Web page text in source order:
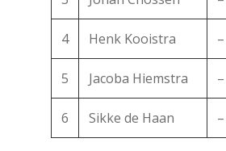
4 Henk Kooistra –
5 Jacoba Hiemstra –
6 Sikke de Haan –